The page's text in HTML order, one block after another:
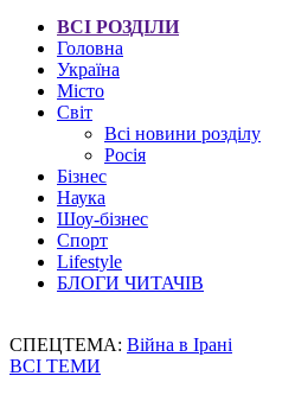
ВСІ РОЗДІЛИ
Головна
Україна
Місто
Світ
Всі новини розділу
Росія
Бізнес
Наука
Шоу-бізнес
Спорт
Lifestyle
БЛОГИ ЧИТАЧІВ
СПЕЦТЕМА: Війна в Ірані
ВСІ ТЕМИ